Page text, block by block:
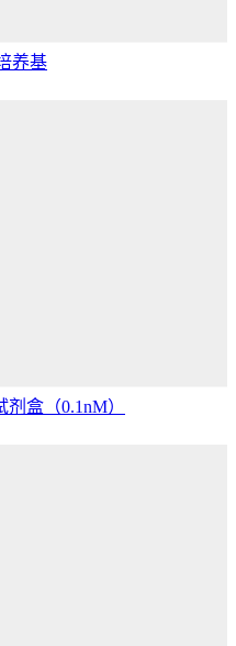
养基
盒（0.1nM）